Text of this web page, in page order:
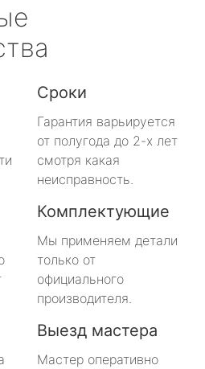
Сроки
Гарантия варьируется
от полугода до 2-х лет
смотря какая
неисправность.
Комплектующие
Мы применяем детали
только от
официального
производителя.
Выезд мастера
Мастер оперативно